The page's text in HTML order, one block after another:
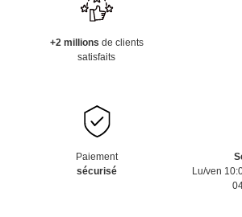
+2 millions de clients
satisfaits
Paiement
sécurisé
Lu/ven